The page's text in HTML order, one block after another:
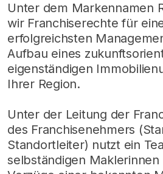
Unter dem Markennamen
wir Franchiserechte für
erfolgreichsten
Aufbau eines
eigenständigen
Ihrer Region.
Unter der Leitung der
des Franchisenehmers
Standortleiter) nutzt ein
selbständigen